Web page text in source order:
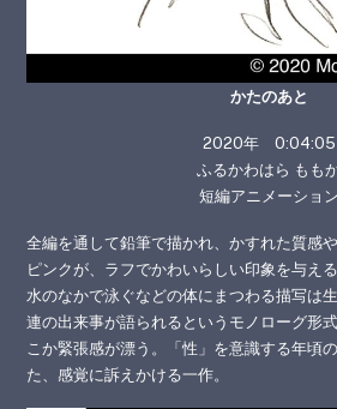
かたのあと
2020年 0:04:05
ふるかわはら もも
短編アニメーション
全編を通して鉛筆で描かれ、かすれた質感
ピンクが、ラフでかわいらしい印象を与え
水のなかで泳ぐなどの体にまつわる描写は
連の出来事が語られるというモノローグ形
こか緊張感が漂う。「性」を意識する年頃
た、感覚に訴えかける一作。